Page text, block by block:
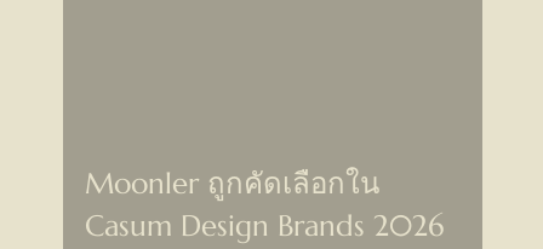
Moonler ถูกคัดเลือกใน
Casum Design Brands 2026